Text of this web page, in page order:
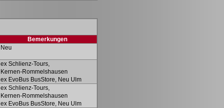
Bemerkungen
Neu
ex Schlienz-Tours,
Kernen-Rommelshausen
ex EvoBus BusStore, Neu Ulm
ex Schlienz-Tours,
Kernen-Rommelshausen
ex EvoBus BusStore, Neu Ulm